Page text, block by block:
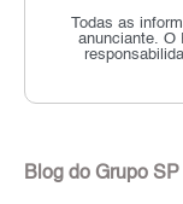
Todas as
anunciante. O
Blog do Grupo SP